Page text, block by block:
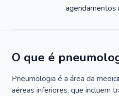
agendamentos
O que é
Pneumologia é a área da
aéreas inferiores, que incluem